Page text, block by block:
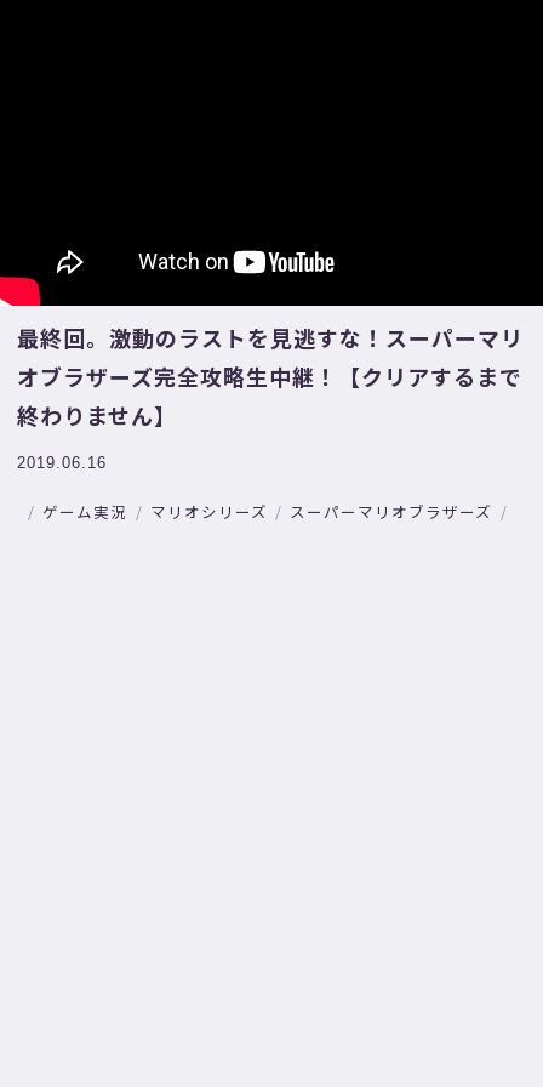
最終回。激動のラストを見逃すな！スーパーマリ
オブラザーズ完全攻略生中継！【クリアするまで
終わりません】
2019.06.16
ゲーム実況 マリオシリーズ スーパーマリオブラザーズ